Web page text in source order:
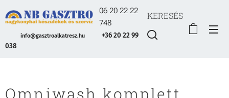
06 20 22 22
748
info@gasztroalkatresz.hu
+36 20 22 99
038
KERESÉS
Omniwash komplett